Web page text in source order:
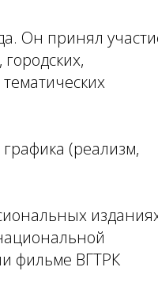
Он принял
(реализм,
фильме ВГТРК